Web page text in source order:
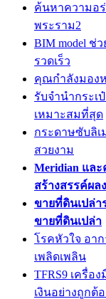
ค้นหาความอ
พระราม2
BIM model ช่
รวดเร็ว
คุณกำลังมอง
รับจำนำกระเ
เหมาะสมที่สุด
กระดาษซับลิ
สวยงาม
Meridian แล
สร้างสรรค์ผ
ขายที่ดินเปล่
ขายที่ดินเปล่า
โรคหัวใจ อา
เพลิดเพลิน
TFRS9 เครื่อ
เงินอย่างถูกต้อ